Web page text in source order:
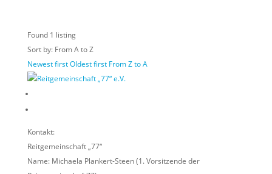
Found 1 listing
Sort by: From A to Z
Newest firstOldest first From Z to A
Kontakt:
Reitgemeinschaft „77“
Name: Michaela Plankert-Steen (1. Vorsitzende der